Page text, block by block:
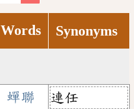
Words Synonyms
蟬聯 連任